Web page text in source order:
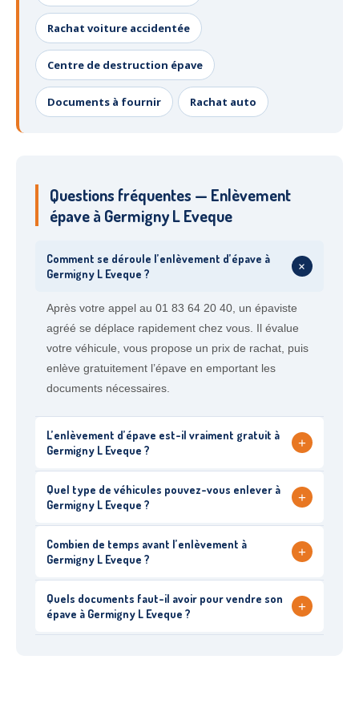
Rachat voiture accidentée
Centre de destruction épave
Documents à fournir Rachat auto
Questions fréquentes — Enlèvement
épave à Germigny L Eveque
Comment se déroule l’enlèvement d’épave à
Germigny L Eveque ?
+
Après votre appel au 01 83 64 20 40, un épaviste
agréé se déplace rapidement chez vous. Il évalue
votre véhicule, vous propose un prix de rachat, puis
enlève gratuitement l’épave en emportant les
documents nécessaires.
L’enlèvement d’épave est-il vraiment gratuit à
Germigny L Eveque ?
+
Quel type de véhicules pouvez-vous enlever à
Germigny L Eveque ?
+
Combien de temps avant l’enlèvement à
Germigny L Eveque ?
+
Quels documents faut-il avoir pour vendre son
épave à Germigny L Eveque ?
+